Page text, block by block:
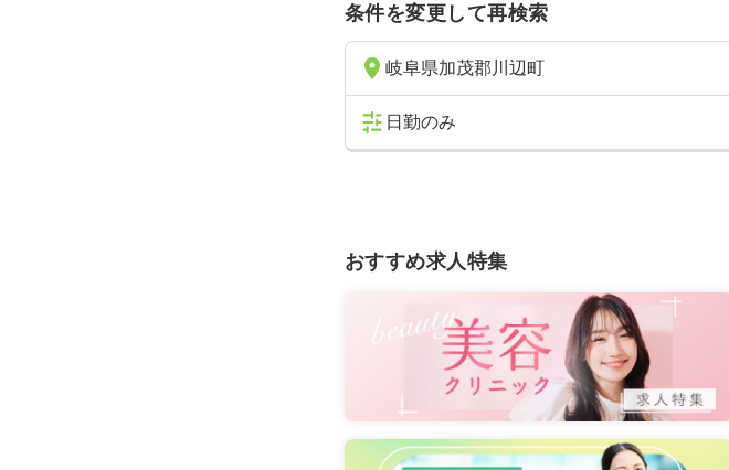
条件を変更して再検索
岐阜県加茂郡川辺町
日勤のみ
おすすめ求人特集